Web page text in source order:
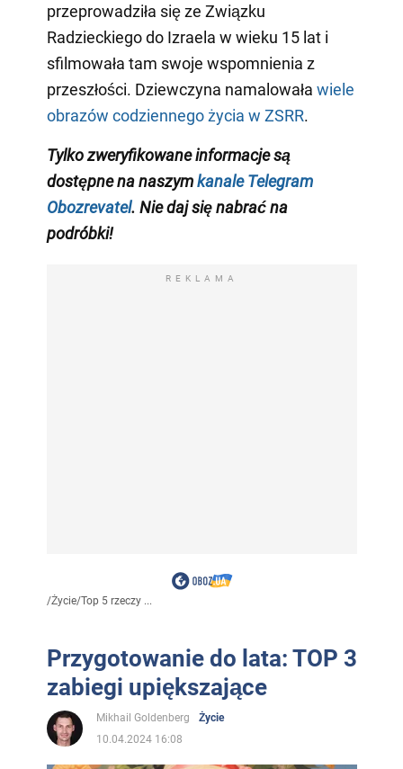
przeprowadziła się ze Związku
Radzieckiego do Izraela w wieku 15 lat i
sfilmowała tam swoje wspomnienia z
przeszłości. Dziewczyna namalowała wiele
obrazów codziennego życia w ZSRR.
Tylko zweryfikowane informacje są
dostępne na naszymkanale Telegram
Obozrevatel. Nie daj się nabrać na
podróbki!
REKLAMA
/Życie/Top 5 rzeczy ...
Przygotowanie do lata: TOP 3
zabiegi upiększające
Mikhail Goldenberg
Życie
10.04.2024 16:08